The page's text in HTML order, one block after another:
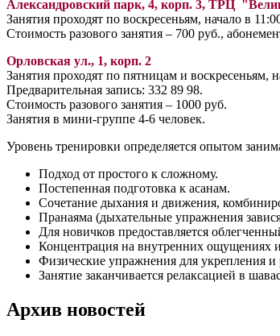
Александровский парк, 4, корп. 3, ТРЦ
Занятия проходят по воскресеньям, начало в
Стоимость разового занятия – 700 руб.,
Орловская ул., 1, корп. 2
Занятия проходят по пятницам и воскресеньям,
Предварительная запись: 332 89 98.
Стоимость разового занятия – 1000 руб.
Занятия в мини-группе 4-6 человек.
Уровень тренировки определяется опытом
Подход от простого к сложному.
Постепенная подготовка к асанам.
Сочетание дыхания и движения,
Пранаяма (дыхательные упражнения
Для новичков предоставляется
Концентрация на внутренних ощущениях
Физические упражнения для укрепления
Занятие заканчивается релаксацией в
Архив новостей